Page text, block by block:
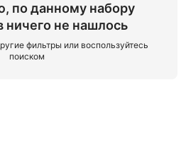
по данному набору
ничего не нашлось
фильтры или воспользуйтесь
поиском